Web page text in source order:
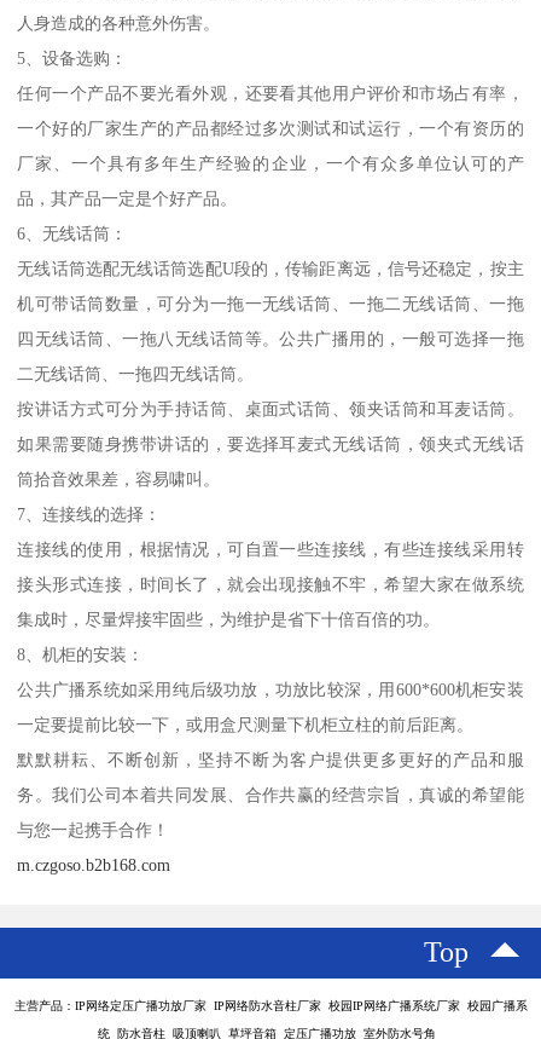
人身造成的各种意外伤害。
5、设备选购：
任何一个产品不要光看外观，还要看其他用户评价和市场占有率，
一个好的厂家生产的产品都经过多次测试和试运行，一个有资历的
厂家、一个具有多年生产经验的企业，一个有众多单位认可的产
品，其产品一定是个好产品。
6、无线话筒：
无线话筒选配无线话筒选配U段的，传输距离远，信号还稳定，按主
机可带话筒数量，可分为一拖一无线话筒、一拖二无线话筒、一拖
四无线话筒、一拖八无线话筒等。公共广播用的，一般可选择一拖
二无线话筒、一拖四无线话筒。
按讲话方式可分为手持话筒、桌面式话筒、领夹话筒和耳麦话筒。
如果需要随身携带讲话的，要选择耳麦式无线话筒，领夹式无线话
筒拾音效果差，容易啸叫。
7、连接线的选择：
连接线的使用，根据情况，可自置一些连接线，有些连接线采用转
接头形式连接，时间长了，就会出现接触不牢，希望大家在做系统
集成时，尽量焊接牢固些，为维护是省下十倍百倍的功。
8、机柜的安装：
公共广播系统如采用纯后级功放，功放比较深，用600*600机柜安装
一定要提前比较一下，或用盒尺测量下机柜立柱的前后距离。
默默耕耘、不断创新，坚持不断为客户提供更多更好的产品和服
务。我们公司本着共同发展、合作共赢的经营宗旨，真诚的希望能
与您一起携手合作！
m.czgoso.b2b168.com
Top
主营产品：IP网络定压广播功放厂家 IP网络防水音柱厂家 校园IP网络广播系统厂家 校园广播系
统 防水音柱 吸顶喇叭 草坪音箱 定压广播功放 室外防水号角